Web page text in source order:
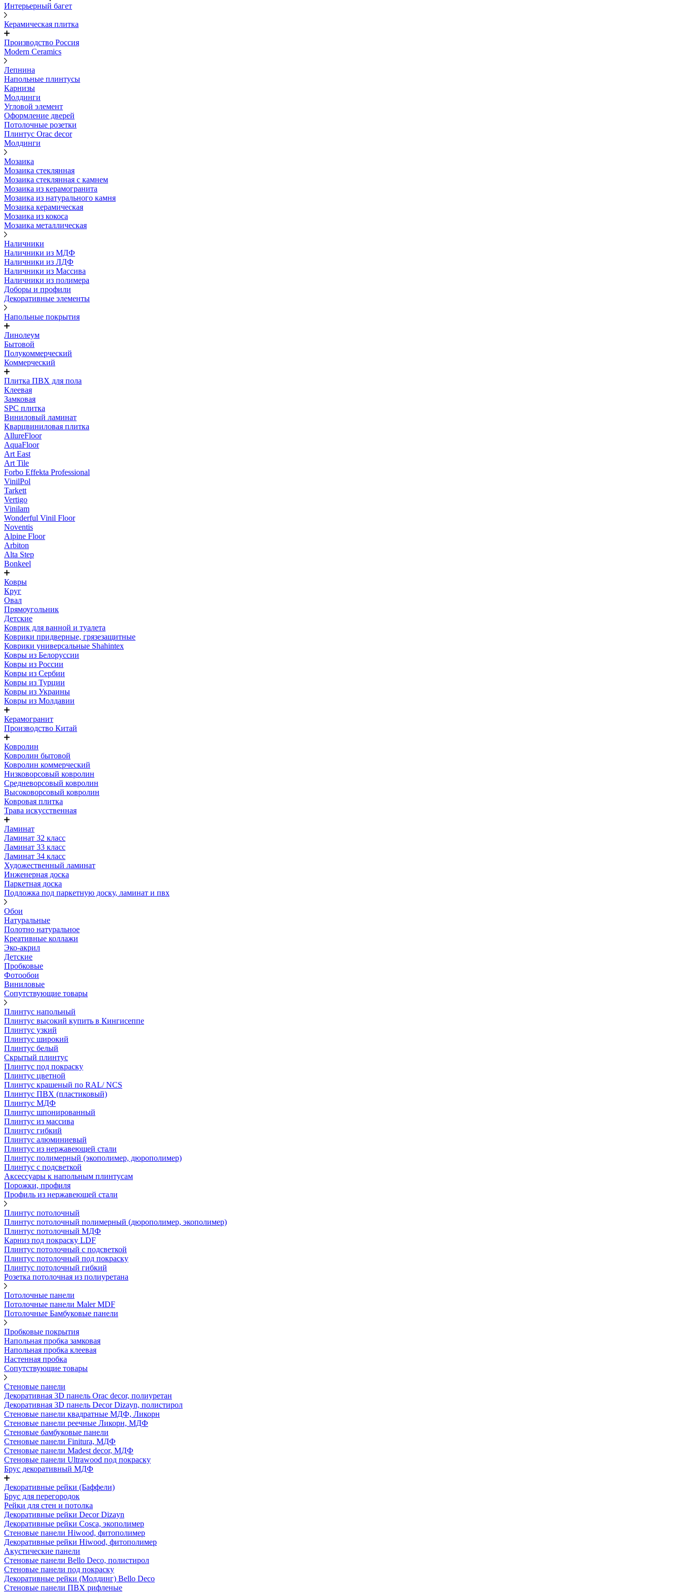
Интерьерный багет
Керамическая плитка
Производство Россия
Modern Ceramics
Лепнина
Напольные плинтусы
Карнизы
Молдинги
Угловой элемент
Оформление дверей
Потолочные розетки
Плинтус Orac decor
Молдинги
Мозаика
Мозаика стеклянная
Мозаика стеклянная с камнем
Мозаика из керамогранита
Мозаика из натурального камня
Мозаика керамическая
Мозаика из кокоса
Мозаика металлическая
Наличники
Наличники из МДФ
Наличники из ЛДФ
Наличники из Массива
Наличники из полимера
Доборы и профили
Декоративные элементы
Напольные покрытия
Линолеум
Бытовой
Полукоммерческий
Коммерческий
Плитка ПВХ для пола
Клеевая
Замковая
SPC плитка
Виниловый ламинат
Кварцвиниловая плитка
AllureFloor
AquaFloor
Art East
Art Tile
Forbo Effekta Professional
VinilPol
Tarkett
Vertigo
Vinilam
Wonderful Vinil Floor
Noventis
Alpine Floor
Arbiton
Alta Step
Bonkeel
Ковры
Круг
Овал
Прямоугольник
Детские
Коврик для ванной и туалета
Коврики придверные, грязезащитные
Коврики универсальные Shahintex
Ковры из Белоруссии
Ковры из России
Ковры из Сербии
Ковры из Турции
Ковры из Украины
Ковры из Молдавии
Керамогранит
Производство Китай
Ковролин
Ковролин бытовой
Ковролин коммерческий
Низковорсовый ковролин
Средневорсовый ковролин
Высоковорсовый ковролин
Ковровая плитка
Трава искусственная
Ламинат
Ламинат 32 класс
Ламинат 33 класс
Ламинат 34 класс
Художественный ламинат
Инженерная доска
Паркетная доска
Подложка под паркетную доску, ламинат и пвх
Обои
Натуральные
Полотно натуральное
Креативные коллажи
Эко-акрил
Детские
Пробковые
Фотообои
Виниловые
Сопутствующие товары
Плинтус напольный
Плинтус высокий купить в Кингисеппе
Плинтус узкий
Плинтус широкий
Плинтус белый
Скрытый плинтус
Плинтус под покраску
Плинтус цветной
Плинтус крашеный по RAL/ NCS
Плинтус ПВХ (пластиковый)
Плинтус МДФ
Плинтус шпонированный
Плинтус из массива
Плинтус гибкий
Плинтус алюминиевый
Плинтус из нержавеющей стали
Плинтус полимерный (экополимер, дюрополимер)
Плинтус с подсветкой
Аксессуары к напольным плинтусам
Порожки, профиля
Профиль из нержавеющей стали
Плинтус потолочный
Плинтус потолочный полимерный (дюрополимер, экополимер)
Плинтус потолочный МДФ
Карниз под покраску LDF
Плинтус потолочный с подсветкой
Плинтус потолочный под покраску
Плинтус потолочный гибкий
Розетка потолочная из полиуретана
Потолочные панели
Потолочные панели Maler MDF
Потолочные Бамбуковые панели
Пробковые покрытия
Напольная пробка замковая
Напольная пробка клеевая
Настенная пробка
Сопутствующие товары
Стеновые панели
Декоративная 3D панель Orac decor, полиуретан
Декоративная 3D панель Decor Dizayn, полистирол
Стеновые панели квадратные МДФ, Ликорн
Стеновые панели реечные Ликорн, МДФ
Стеновые бамбуковые панели
Стеновые панели Finitura, МДФ
Стеновые панели Madest decor, МДФ
Стеновые панели Ultrawood под покраску
Брус декоративный МДФ
Декоративные рейки (Баффели)
Брус для перегородок
Рейки для стен и потолка
Декоративные рейки Decor Dizayn
Декоративные рейки Cosca, экополимер
Стеновые панели Hiwood, фитополимер
Декоративные рейки Hiwood, фитополимер
Акустические панели
Стеновые панели Bello Deco, полистирол
Стеновые панели под покраску
Декоративные рейки (Молдинг) Bello Deco
Стеновые панели ПВХ рифленые